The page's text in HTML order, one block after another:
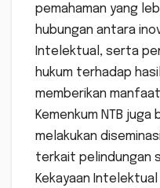
pemahaman yang
hubungan antara
Intelektual, serta
hukum terhadap
memberikan manfaat
Kemenkum NTB
melakukan
terkait pelindungan
Kekayaan